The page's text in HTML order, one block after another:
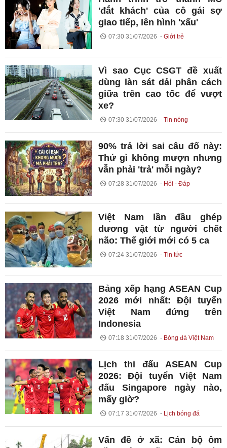
'đắt khách' của cô gái sợ
giao tiếp, lên hình 'xấu'
07:30 31/07/2026 Giới trẻ
Vì sao Cục CSGT đề xuất
dùng làn sát dải phân cách
giữa trên cao tốc để vượt
xe?
07:30 31/07/2026 Tin nóng
90% trả lời sai câu đố này:
Thứ gì không mượn nhưng
vẫn phải 'trả' mỗi ngày?
07:28 31/07/2026 Hỏi - Đáp
Việt Nam lần đầu ghép
dương vật từ người chết
não: Thế giới mới có 5 ca
07:24 31/07/2026 Tin tức
Bảng xếp hạng ASEAN Cup
2026 mới nhất: Đội tuyển
Việt Nam đứng trên
Indonesia
07:18 31/07/2026 Bóng đá Việt Nam
Lịch thi đấu ASEAN Cup
2026: Đội tuyển Việt Nam
đấu Singapore ngày nào,
mấy giờ?
07:17 31/07/2026 Lịch bóng đá
Vấn đề ở xã: Cán bộ ôm